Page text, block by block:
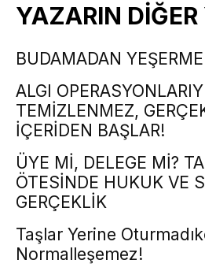
YAZARIN
BUDAMADAN
ALGI
TEMİZLENMEZ,
İÇERİDEN BAŞLAR!
ÜYE Mİ, DELEGE Mİ?
ÖTESİNDE HUKUK VE
GERÇEKLİK
Taşlar Yerine
Normalleşemez!